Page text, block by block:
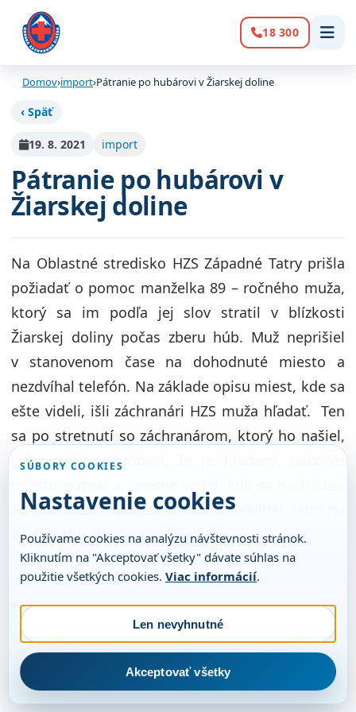
Volanie:
18 300
Domov›import›Pátranie po hubárovi v Žiarskej doline
‹ Späť
19. 8. 2021 import
Pátranie po hubárovi v
Žiarskej doline
Na Oblastné stredisko HZS Západné Tatry prišla
požiadať o pomoc manželka 89 – ročného muža,
ktorý sa im podľa jej slov stratil v blízkosti
Žiarskej doliny počas zberu húb. Muž neprišiel
v stanovenom čase na dohodnuté miesto a
nezdvíhal telefón. Na základe opisu miest, kde sa
ešte videli, išli záchranári HZS muža hľadať. Ten
sa po stretnutí so záchranárom, ktorý ho našiel,
nič netušiaci čudoval, že je hľadaný, nakoľko
Ako sa neskôr ukázalo telefón nedvíhal, lebo ho
buď stratil, alebo zabudol doma.
SÚBORY COOKIES
Nastavenie cookies
Používame cookies na analýzu návštevnosti stránok.
Kliknutím na "Akceptovať všetky" dávate súhlas na
použitie všetkých cookies. Viac informácií.
Len nevyhnutné
Akceptovať všetky